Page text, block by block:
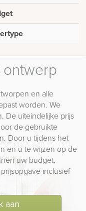
en alle
worden. We
De uiteindelijke prijs
de gebruikte
Door u tijdens het
en u te wijzen op de
uw budget.
inclusief
aan